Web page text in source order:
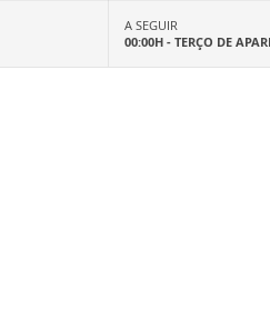
A SEGUIR
00:00H - TERÇO DE